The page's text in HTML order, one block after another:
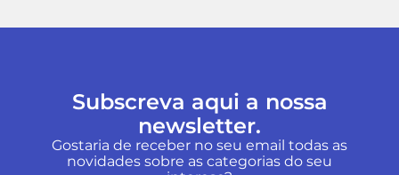
Subscreva aqui a nossa
newsletter.
Gostaria de receber no seu email todas as
novidades sobre as categorias do seu